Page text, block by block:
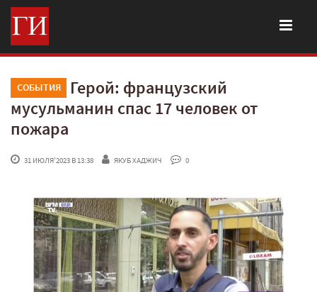
СОБЫТИЯ
Герой: французский
мусульманин спас 17 человек от
пожара
31 ИЮЛЯ'2023 В 13:38 ЯКУБ ХАДЖИЧ 0